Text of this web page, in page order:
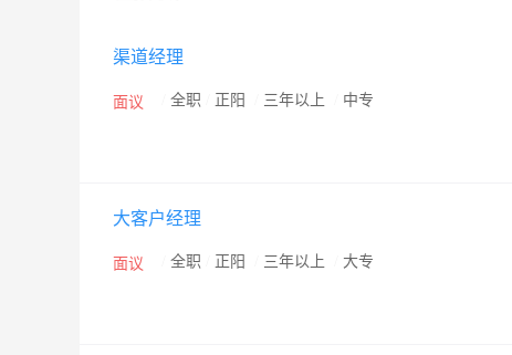
渠道经理
面议 全职 正阳 三年以上 中专
大客户经理
面议 全职 正阳 三年以上 大专